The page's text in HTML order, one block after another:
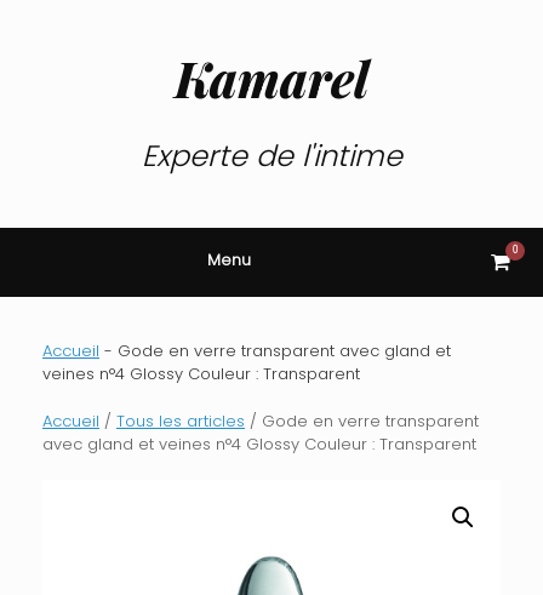
Kamarel
Experte de l'intime
Menu View
cart
0
Accueil - Gode en verre transparent avec gland et
veines n°4 Glossy Couleur : Transparent
Accueil / Tous les articles / Gode en verre transparent
avec gland et veines n°4 Glossy Couleur : Transparent